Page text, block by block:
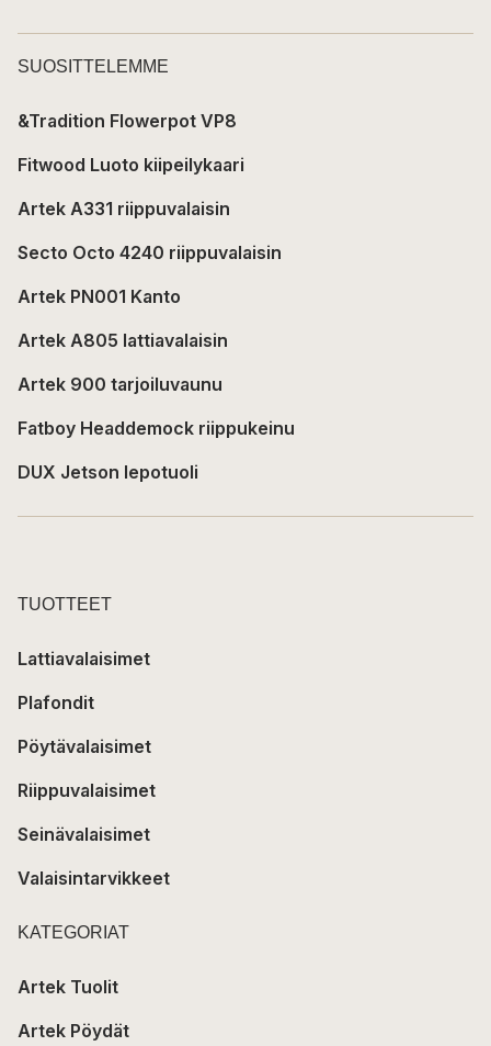
SUOSITTELEMME
&Tradition Flowerpot VP8
Fitwood Luoto kiipeilykaari
Artek A331 riippuvalaisin
Secto Octo 4240 riippuvalaisin
Artek PN001 Kanto
Artek A805 lattiavalaisin
Artek 900 tarjoiluvaunu
Fatboy Headdemock riippukeinu
DUX Jetson lepotuoli
TUOTTEET
Lattiavalaisimet
Plafondit
Pöytävalaisimet
Riippuvalaisimet
Seinävalaisimet
Valaisintarvikkeet
KATEGORIAT
Artek Tuolit
Artek Pöydät